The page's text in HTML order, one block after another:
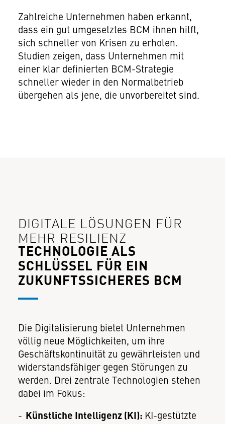
Zahlreiche Unternehmen haben erkannt,
dass ein gut umgesetztes BCM ihnen hilft,
sich schneller von Krisen zu erholen.
Studien zeigen, dass Unternehmen mit
einer klar definierten BCM-Strategie
schneller wieder in den Normalbetrieb
übergehen als jene, die unvorbereitet sind.
DIGITALE LÖSUNGEN FÜR
MEHR RESILIENZ
TECHNOLOGIE ALS
SCHLÜSSEL FÜR EIN
ZUKUNFTSSICHERES BCM
Die Digitalisierung bietet Unternehmen
völlig neue Möglichkeiten, um ihre
Geschäftskontinuität zu gewährleisten und
widerstandsfähiger gegen Störungen zu
werden. Drei zentrale Technologien stehen
dabei im Fokus:
Künstliche Intelligenz (KI): KI-gestützte